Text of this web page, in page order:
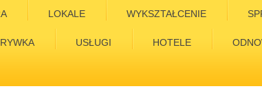
LOKALE WYKSZTAŁCENIE
USŁUGI HOTELE